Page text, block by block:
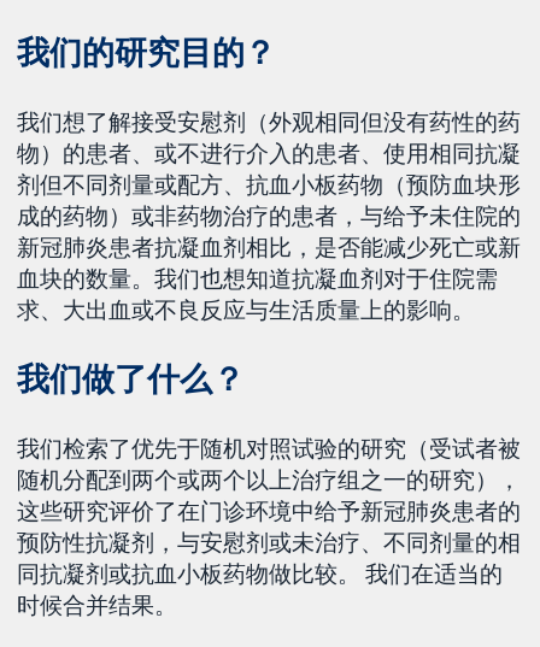
我们的研究目的？
我们想了解接受安慰剂（外观相同但没有药性的药
物）的患者、或不进行介入的患者、使用相同抗凝
剂但不同剂量或配方、抗血小板药物（预防血块形
成的药物）或非药物治疗的患者，与给予未住院的
新冠肺炎患者抗凝血剂相比，是否能减少死亡或新
血块的数量。我们也想知道抗凝血剂对于住院需
求、大出血或不良反应与生活质量上的影响。
我们做了什么？
我们检索了优先于随机对照试验的研究（受试者被
随机分配到两个或两个以上治疗组之一的研究），
这些研究评价了在门诊环境中给予新冠肺炎患者的
预防性抗凝剂，与安慰剂或未治疗、不同剂量的相
同抗凝剂或抗血小板药物做比较。 我们在适当的
时候合并结果。